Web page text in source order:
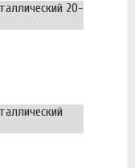
20-